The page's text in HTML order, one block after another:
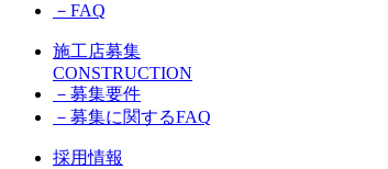
－ FAQ
施工店募集
CONSTRUCTION
－ 募集要件
－ 募集に関するFAQ
採用情報